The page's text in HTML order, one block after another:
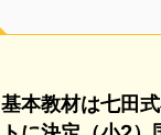
基本教材は七田